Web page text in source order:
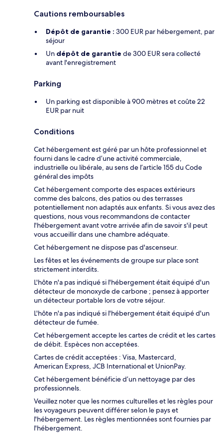
Cautions remboursables
Dépôt de garantie : 300 EUR par hébergement, par
séjour
Un dépôt de garantie de 300 EUR sera collecté
avant l'enregistrement
Parking
Un parking est disponible à 900 mètres et coûte 22
EUR par nuit
Conditions
Cet hébergement est géré par un hôte professionnel et
fourni dans le cadre d’une activité commerciale,
industrielle ou libérale, au sens de l’article 155 du Code
général des impôts
Cet hébergement comporte des espaces extérieurs
comme des balcons, des patios ou des terrasses
potentiellement non adaptés aux enfants. Si vous avez des
questions, nous vous recommandons de contacter
l'hébergement avant votre arrivée afin de savoir s'il peut
vous accueillir dans une chambre adéquate.
Cet hébergement ne dispose pas d'ascenseur.
Les fêtes et les événements de groupe sur place sont
strictement interdits.
L'hôte n'a pas indiqué si l'hébergement était équipé d'un
détecteur de monoxyde de carbone ; pensez à apporter
un détecteur portable lors de votre séjour.
L'hôte n'a pas indiqué si l'hébergement était équipé d'un
détecteur de fumée.
Cet hébergement accepte les cartes de crédit et les cartes
de débit. Espèces non acceptées.
Cartes de crédit acceptées : Visa, Mastercard,
American Express, JCB International et UnionPay.
Cet hébergement bénéficie d’un nettoyage par des
professionnels.
Veuillez noter que les normes culturelles et les règles pour
les voyageurs peuvent différer selon le pays et
l'hébergement. Les règles mentionnées sont fournies par
l'hébergement.